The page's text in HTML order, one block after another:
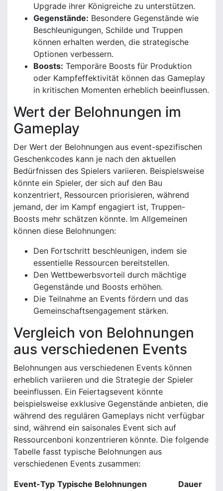
Upgrade ihrer Königreiche zu unterstützen.
Gegenstände: Besondere Gegenstände wie
Beschleunigungen, Schilde und Truppen
können erhalten werden, die strategische
Optionen verbessern.
Boosts: Temporäre Boosts für Produktion
oder Kampfeffektivität können das Gameplay
in kritischen Momenten erheblich beeinflussen.
Wert der Belohnungen im
Gameplay
Der Wert der Belohnungen aus event-spezifischen
Geschenkcodes kann je nach den aktuellen
Bedürfnissen des Spielers variieren. Beispielsweise
könnte ein Spieler, der sich auf den Bau
konzentriert, Ressourcen priorisieren, während
jemand, der im Kampf engagiert ist, Truppen-
Boosts mehr schätzen könnte. Im Allgemeinen
können diese Belohnungen:
Den Fortschritt beschleunigen, indem sie
essentielle Ressourcen bereitstellen.
Den Wettbewerbsvorteil durch mächtige
Gegenstände und Boosts erhöhen.
Die Teilnahme an Events fördern und das
Gemeinschaftsengagement stärken.
Vergleich von Belohnungen
aus verschiedenen Events
Belohnungen aus verschiedenen Events können
erheblich variieren und die Strategie der Spieler
beeinflussen. Ein Feiertagsevent könnte
beispielsweise exklusive Gegenstände anbieten, die
während des regulären Gameplays nicht verfügbar
sind, während ein saisonales Event sich auf
Ressourcenboni konzentrieren könnte. Die folgende
Tabelle fasst typische Belohnungen aus
verschiedenen Events zusammen:
Event-Typ Typische Belohnungen
Dauer